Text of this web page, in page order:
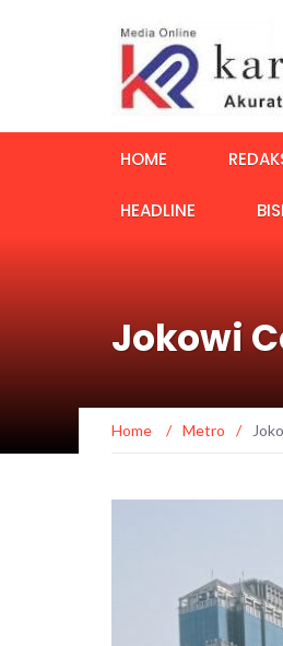
HOME
HEADLINE
Jokowi
Home / Metro /